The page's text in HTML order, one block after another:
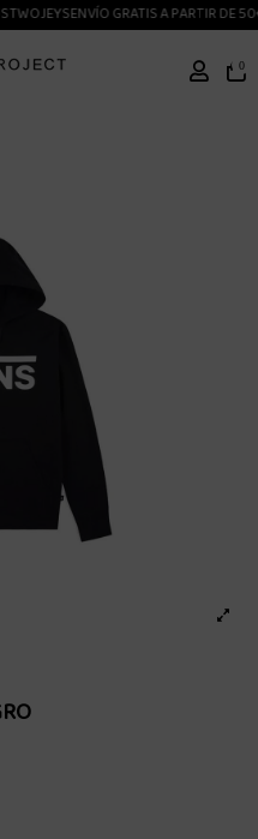
TWOJEYSENVÍO GRATIS A PARTIR DE
0